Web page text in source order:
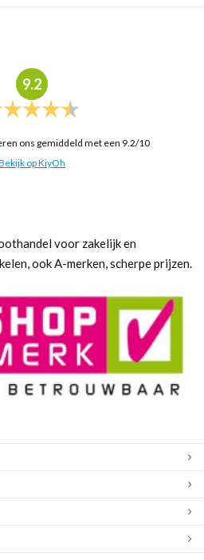
9.2
ons gemiddeld met een 9.2/10
op KiyOh
voor zakelijk en
ook A-merken, scherpe prijzen.